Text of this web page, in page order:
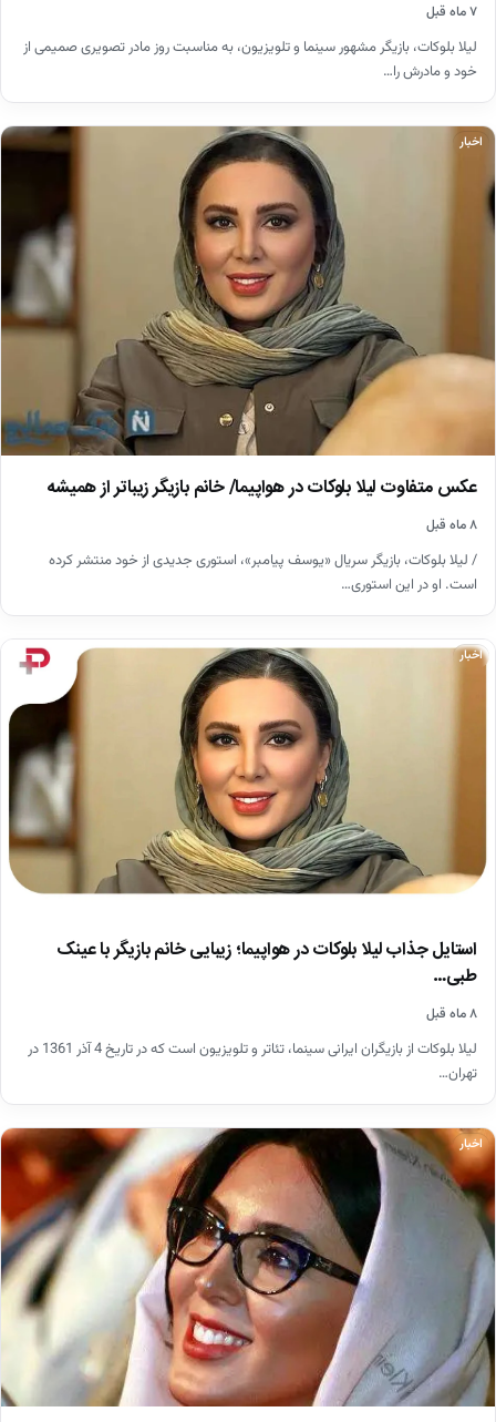
۷ ماه قبل
لیلا بلوکات، بازیگر مشهور سینما و تلویزیون، به مناسبت روز مادر تصویری صمیمی از
خود و مادرش را…
اخبار
عکس متفاوت لیلا بلوکات در هواپیما/ خانم بازیگر زیباتر از همیشه
۸ ماه قبل
/ لیلا بلوکات، بازیگر سریال «یوسف پیامبر»، استوری جدیدی از خود منتشر کرده
است. او در این استوری…
اخبار
استایل جذاب لیلا بلوکات در هواپیما؛ زیبایی خانم بازیگر با عینک
طبی…
۸ ماه قبل
لیلا بلوکات از بازیگران ایرانی سینما، تئاتر و تلویزیون است که در تاریخ 4 آذر 1361 در
تهران…
اخبار